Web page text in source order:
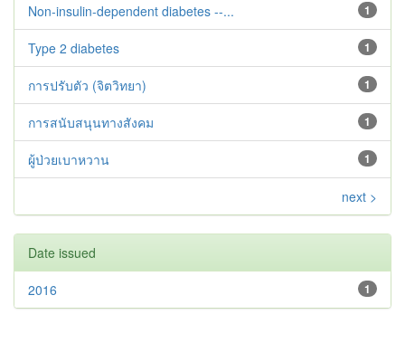
1
Non-insulin-dependent diabetes --...
1
Type 2 diabetes‬‬‬‬‬‬
1
การปรับตัว (จิตวิทยา)
1
การสนับสนุนทางสังคม
1
ผู้ป่วยเบาหวาน
next >
Date issued
1
2016